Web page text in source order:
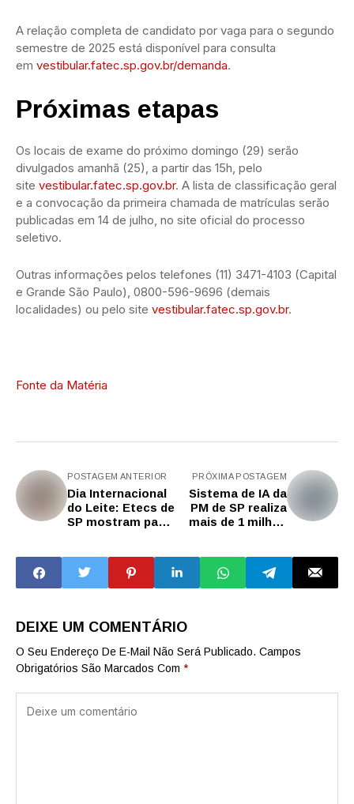
A relação completa de candidato por vaga para o segundo
semestre de 2025 está disponível para consulta
em vestibular.fatec.sp.gov.br/demanda.
Próximas etapas
Os locais de exame do próximo domingo (29) serão
divulgados amanhã (25), a partir das 15h, pelo
site vestibular.fatec.sp.gov.br. A lista de classificação geral
e a convocação da primeira chamada de matrículas serão
publicadas em 14 de julho, no site oficial do processo
seletivo.
Outras informações pelos telefones (11) 3471-4103 (Capital
e Grande São Paulo), 0800-596-9696 (demais
localidades) ou pelo site vestibular.fatec.sp.gov.br.
Fonte da Matéria
POSTAGEM ANTERIOR
Dia Internacional
do Leite: Etecs de
SP mostram papel
produtiva
PRÓXIMA POSTAGEM
Sistema de IA da
PM de SP realiza
mais de 1 milhão
DEIXE UM COMENTÁRIO
O Seu Endereço De E-Mail Não Será Publicado. Campos
Obrigatórios São Marcados Com *